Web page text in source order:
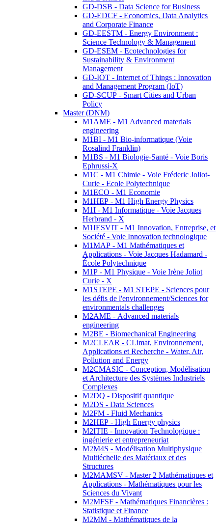
GD-DSB - Data Science for Business
GD-EDCF - Economics, Data Analytics
and Corporate Finance
GD-EESTM - Energy Environment :
Science Technology & Management
GD-ESEM - Ecotechnologies for
Sustainability & Environment
Management
GD-IOT - Internet of Things : Innovation
and Management Program (IoT)
GD-SCUP - Smart Cities and Urban
Policy
Master (DNM)
M1AME - M1 Advanced materials
engineering
M1BI - M1 Bio-informatique (Voie
Rosalind Franklin)
M1BS - M1 Biologie-Santé - Voie Boris
Ephrussi-X
M1C - M1 Chimie - Voie Fréderic Joliot-
Curie - Ecole Polytechnique
M1ECO - M1 Economie
M1HEP - M1 High Energy Physics
M1I - M1 Informatique - Voie Jacques
Herbrand - X
M1IESVIT - M1 Innovation, Entreprise, et
Société - Voie Innovation technologique
M1MAP - M1 Mathématiques et
Applications - Voie Jacques Hadamard -
École Polytechnique
M1P - M1 Physique - Voie Irène Joliot
Curie - X
M1STEPE - M1 STEPE - Sciences pour
les défis de l'environnement/Sciences for
environmentals challenges
M2AME - Advanced materials
engineering
M2BE - Biomechanical Engineering
M2CLEAR - CLimat, Environnement,
Applications et Recherche - Water, Air,
Pollution and Energy
M2CMASIC - Conception, Modélisation
et Architecture des Systèmes Industriels
Complexes
M2DQ - Dispositif quantique
M2DS - Data Sciences
M2FM - Fluid Mechanics
M2HEP - High Energy physics
M2ITIE - Innovation Technologique :
ingénierie et entrepreneuriat
M2M4S - Modélisation Multiphysique
Multiéchelle des Matériaux et des
Structures
M2MAMSV - Master 2 Mathématiques et
Applications - Mathématiques pour les
Sciences du Vivant
M2MFSF - Mathématiques Financières :
Statistique et Finance
M2MM - Mathématiques de la